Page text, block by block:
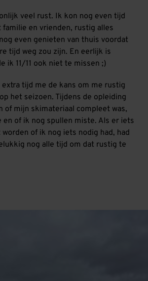
veel rust. Ik kon nog even tijd
en vrienden, rustig alles
even genieten van thuis voordat
tijd weg zou zijn. En eerlijk is
ik 11/11 ook niet te missen ;)
extra tijd me de kans om me rustig
het seizoen. Tijdens de opleiding
of mijn skimateriaal compleet was,
en of ik nog spullen miste. Als er iets
of ik nog iets nodig had, had
nog alle tijd om dat rustig te